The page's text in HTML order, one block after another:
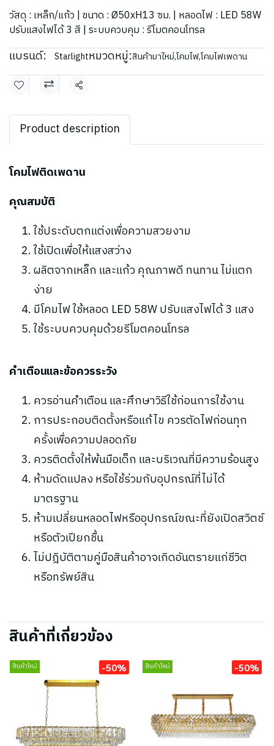
วัสดุ : เหล็ก/แก้ว | ขนาด : Ø50xH13 ซม. | หลอดไฟ : LED 58W
ปรับแสงไฟได้ 3 สี | ระบบควบคุม : รีโมตคอนโทรล
แบรนด์: Starlightหมวดหมู่:สินค้ามาใหม่,โคมไฟ,โคมไฟเพดาน
แชร์
Product description
โคมไฟติดเพดาน
คุณสมบัติ
ใช้ประดับตกแต่งเพื่อความสวยงาม
ใช้เปิดเพื่อให้แสงสว่าง
ผลิตจากเหล็ก และแก้ว คุณภาพดี ทนทาน ไม่แตก
ง่าย
มีโคมไฟ ใช้หลอด LED 58W ปรับแสงไฟได้ 3 แสง
ใช้ระบบควบคุมด้วยรีโมตคอนโทรล
คำเตือนและข้อควรระวัง
ควรอ่านคำเตือน และศึกษาวิธีใช้ก่อนการใช้งาน
การประกอบติดตั้งหรือแก้ไข ควรตัดไฟก่อนทุก
ครั้งเพื่อความปลอดภัย
ควรติดตั้งให้พ้นมือเด็ก และบริเวณที่มีความร้อนสูง
ห้ามดัดแปลง หรือใช้ร่วมกับอุปกรณ์ที่ไม่ได้
มาตรฐาน
ห้ามเปลี่ยนหลอดไฟหรืออุปกรณ์ขณะที่ยังเปิดสวิตช์
หรือตัวเปียกชื้น
ไม่ปฎิบัติตามคู่มือสินค้าอาจเกิดอันตรายแก่ชีวิต
หรือทรัพย์สิน
สินค้าที่เกี่ยวข้อง
สินค้าใหม่ -50% สินค้าใหม่ -50%